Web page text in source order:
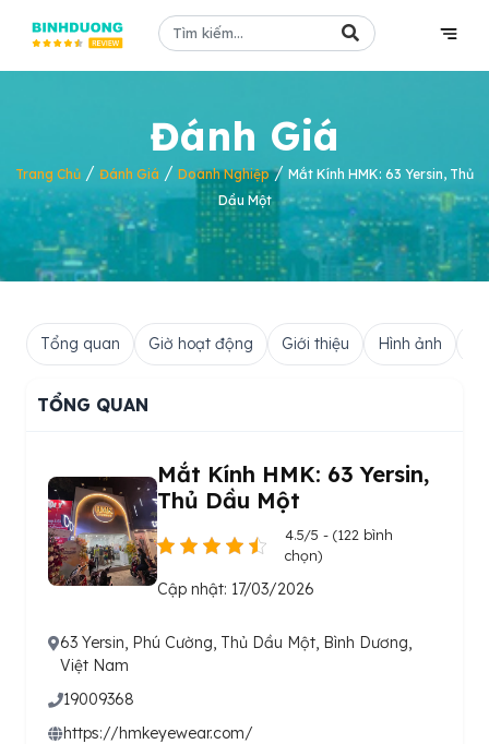
Đánh Giá
Trang Chủ / Đánh Giá / Doanh Nghiệp/ Mắt Kính HMK: 63 Yersin, Thủ
Dầu Một
Tổng quan Giờ hoạt động Giới thiệu Hình ảnh
TỔNG QUAN
Mắt Kính HMK: 63 Yersin,
Thủ Dầu Một
4.5/5 - (122 bình
chọn)
Cập nhật: 17/03/2026
63 Yersin, Phú Cường, Thủ Dầu Một, Bình Dương,
Việt Nam
19009368
https://hmkeyewear.com/